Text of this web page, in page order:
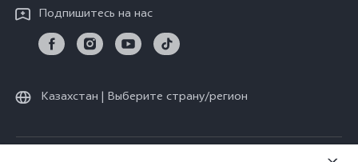
TWS 3e
Все модели
Стабильность
Подпишитесь на нас
Казахстан | Выберите страну/регион